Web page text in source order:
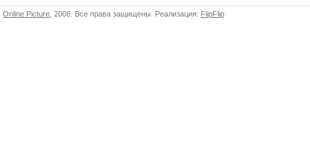
Online Picture , 2008. Все права защищены. Реализация: FlipFlip